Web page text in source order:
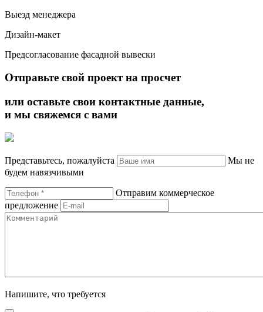
Выезд менеджера
Дизайн-макет
Предсогласование фасадной вывески
Отправьте свой проект на просчет
или оставьте свои контактные данные,
и мы свяжемся с вами
Представьтесь, пожалуйста
Мы не
будем навязчивыми
Отправим коммерческое
предложение
Напишите, что требуется